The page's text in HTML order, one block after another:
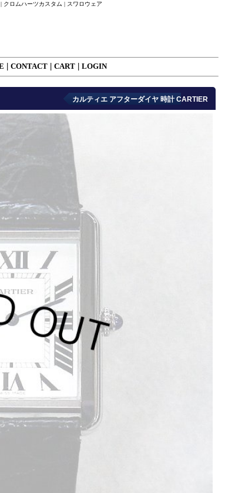
クロムハーツカスタム | スワロウェア
CONTACT CART LOGIN
カルティエ アフターダイヤ 時計 CARTIER